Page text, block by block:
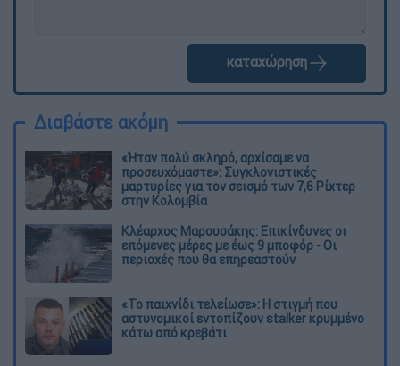
καταχώρηση
Διαβάστε ακόμη
«Ήταν πολύ σκληρό, αρχίσαμε να
προσευχόμαστε»: Συγκλονιστικές
μαρτυρίες για τον σεισμό των 7,6 Ρίχτερ
στην Κολομβία
Κλέαρχος Μαρουσάκης: Επικίνδυνες οι
επόμενες μέρες με έως 9 μποφόρ - Οι
περιοχές που θα επηρεαστούν
«Το παιχνίδι τελείωσε»: Η στιγμή που
αστυνομικοί εντοπίζουν stalker κρυμμένο
κάτω από κρεβάτι